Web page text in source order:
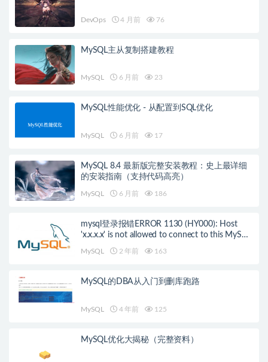
DevOps 4 月前 76
MySQL主从复制搭建教程
MySQL 6 月前 23
MySQL性能优化 - 从配置到SQL优化
MySQL 6 月前 17
MySQL 8.4 最新版完整安装教程：史上最详细
的安装指南（支持代码高亮）
MySQL 6 月前 186
mysql登录报错ERROR 1130 (HY000): Host
'x.x.x.x' is not allowed to connect to this MySQL
MySQL 2 年前 163
MySQL的DBA从入门到删库跑路
MySQL 4 年前 125
MySQL优化大揭秘（完整资料）